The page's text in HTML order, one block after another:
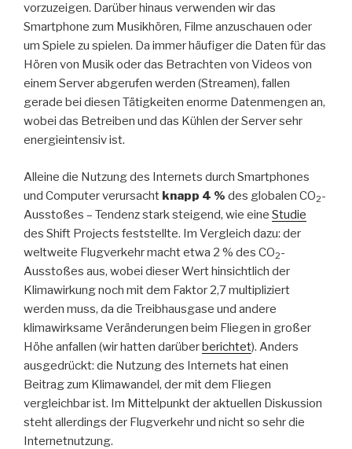
vorzuzeigen. Darüber hinaus verwenden wir das
Smartphone zum Musikhören, Filme anzuschauen oder
um Spiele zu spielen. Da immer häufiger die Daten für das
Hören von Musik oder das Betrachten von Videos von
einem Server abgerufen werden (Streamen), fallen
gerade bei diesen Tätigkeiten enorme Datenmengen an,
wobei das Betreiben und das Kühlen der Server sehr
energieintensiv ist.
Alleine die Nutzung des Internets durch Smartphones
und Computer verursacht knapp 4 % des globalen CO2-
Ausstoßes – Tendenz stark steigend, wie eine Studie
des Shift Projects feststellte. Im Vergleich dazu: der
weltweite Flugverkehr macht etwa 2 % des CO2-
Ausstoßes aus, wobei dieser Wert hinsichtlich der
Klimawirkung noch mit dem Faktor 2,7 multipliziert
werden muss, da die Treibhausgase und andere
klimawirksame Veränderungen beim Fliegen in großer
Höhe anfallen (wir hatten darüberberichtet). Anders
ausgedrückt: die Nutzung des Internets hat einen
Beitrag zum Klimawandel, der mit dem Fliegen
vergleichbar ist. Im Mittelpunkt der aktuellen Diskussion
steht allerdings der Flugverkehr und nicht so sehr die
Internetnutzung.